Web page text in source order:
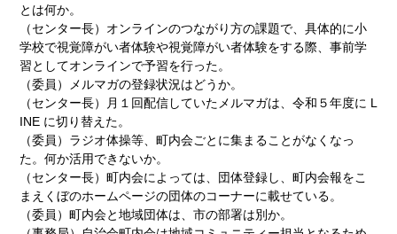
とは何か。
（センター長）オンラインのつながり方の課題で、具体的に小
学校で視覚障がい者体験や視覚障がい者体験をする際、事前学
習としてオンラインで予習を行った。
（委員）メルマガの登録状況はどうか。
（センター長）月１回配信していたメルマガは、令和５年度に L
INE に切り替えた。
（委員）ラジオ体操等、町内会ごとに集まることがなくなっ
た。何か活用できないか。
（センター長）町内会によっては、団体登録し、町内会報をこ
まえくぼのホームページの団体のコーナーに載せている。
（委員）町内会と地域団体は、市の部署は別か。